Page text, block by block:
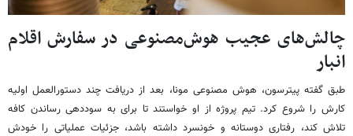
چالش‌های عجیب هوش‌مصنوعی در سفارش اقلام
انبار
طبق گفته پیترسون، هوش مصنوعی مونا، بعد از دریافت چند دستورالعمل اولیه
کارش را شروع کرد. تیم پروژه از او خواستند تا برای به سوددهی رساندن کافه
تلاش کند، رفتاری دوستانه و خونسرد داشته باشد، جزئیات عملیاتی را خودش